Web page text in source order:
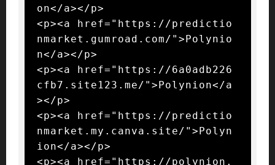
on</a></p>
<p><a href="https://predictio
nmarket.gumroad.com/">Polynio
n</a></p>
<p><a href="https://6a0adb226
cfb7.site123.me/">Polynion</a
></p>
<p><a href="https://predictio
nmarket.my.canva.site/">Polyn
ion</a></p>
<p><a href="https://polynion.